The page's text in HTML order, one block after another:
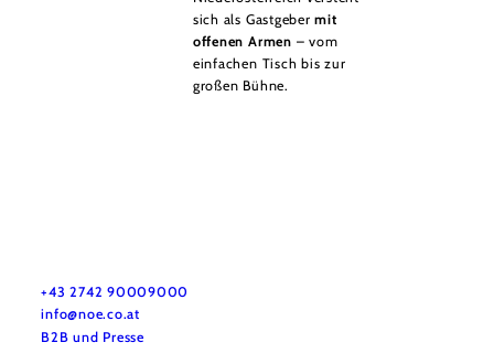
sich als Gastgebermit
offenen Armen – vom
einfachen Tisch bis zur
großen Bühne.
+43 2742 90009000
info@noe.co.at
B2B und Presse